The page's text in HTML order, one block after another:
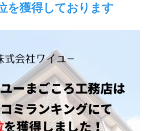
を獲得しております